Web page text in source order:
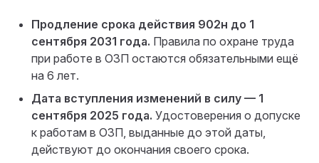
Продление срока действия 902н до 1
сентября 2031 года. Правила по охране труда
при работе в ОЗП остаются обязательными ещё
на 6 лет.
Дата вступления изменений в силу — 1
сентября 2025 года. Удостоверения о допуске
к работам в ОЗП, выданные до этой даты,
действуют до окончания своего срока.